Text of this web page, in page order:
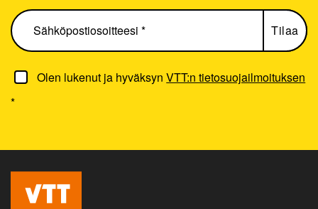
Olen lukenut ja hyväksynVTT:n tietosuojailmoituksen
*